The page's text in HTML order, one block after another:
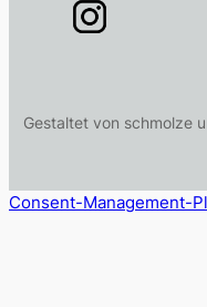
Gestaltet von schmolze
Consent-Management-